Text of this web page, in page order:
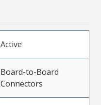
Active
Board-to-Board
Connectors